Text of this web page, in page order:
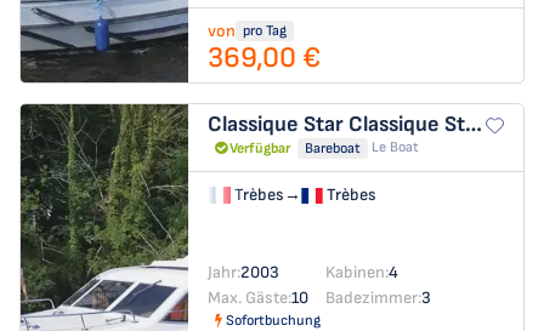
von pro Tag
369,00 €
Classique Star Classique Star - Budget 18
Verfügbar Bareboat Le Boat
Trèbes→ Trèbes
Jahr:2003 Kabinen:4
Max. Gäste:10 Badezimmer:3
Sofortbuchung